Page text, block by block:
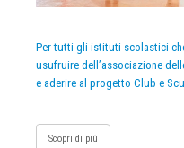
Per tutti gli istituti scolastici
usufruire dell’associazione
e aderire al progetto Club e
Scopri di più